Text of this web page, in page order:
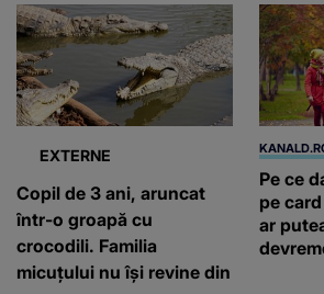
EXTERNE
Copil de 3 ani, aruncat
într-o groapă cu
crocodili. Familia
micuțului nu își revine din
Pe ce
pe
ar